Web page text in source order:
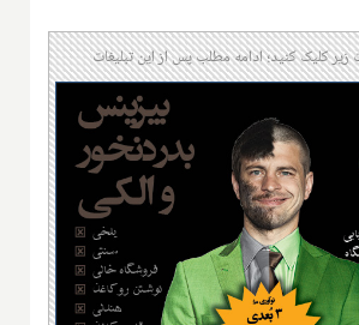
کلیک کنید؛ ادامه مطلب پس از این تبلیغات